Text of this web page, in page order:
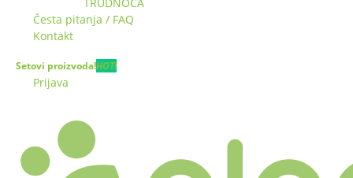
Česta pitanja / FAQ
Kontakt
Setovi proizvoda!HOT!
Prijava